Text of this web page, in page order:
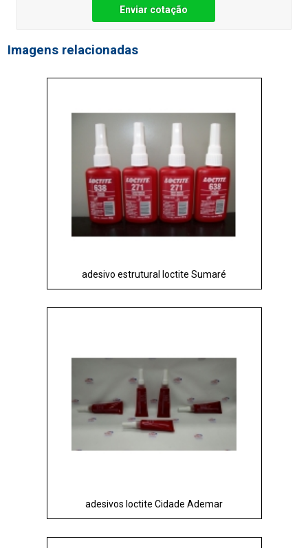
Enviar cotação
Imagens relacionadas
adesivo estrutural loctite Sumaré
adesivos loctite Cidade Ademar